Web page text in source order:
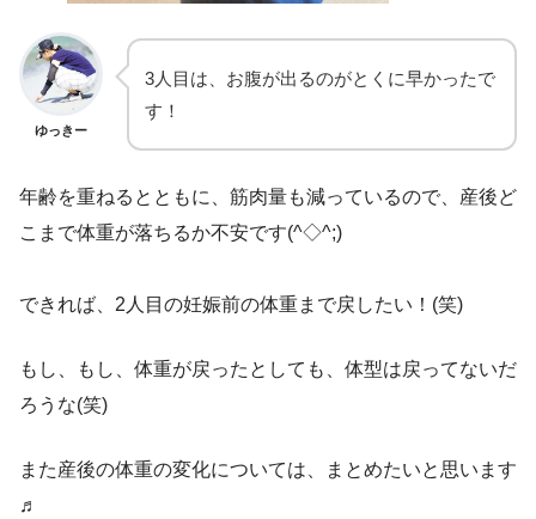
ゆっきー
3人目は、お腹が出るのがとくに早かったで
す！
年齢を重ねるとともに、筋肉量も減っているので、産後ど
こまで体重が落ちるか不安です(^◇^;)
できれば、2人目の妊娠前の体重まで戻したい！(笑)
もし、もし、体重が戻ったとしても、体型は戻ってないだ
ろうな(笑)
また産後の体重の変化については、まとめたいと思います
♬